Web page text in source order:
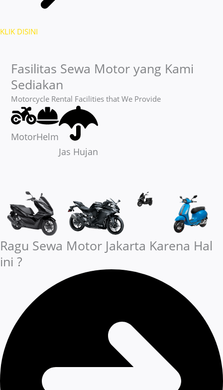
KLIK DISINI
Fasilitas Sewa Motor yang Kami
Sediakan
Motorcycle Rental Facilities that We Provide
MotorHelm
Jas Hujan
Ragu Sewa Motor Jakarta Karena Hal
ini ?